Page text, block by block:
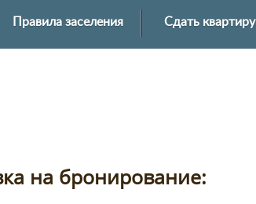
Правила заселения Сдать квартиру
на бронирование: